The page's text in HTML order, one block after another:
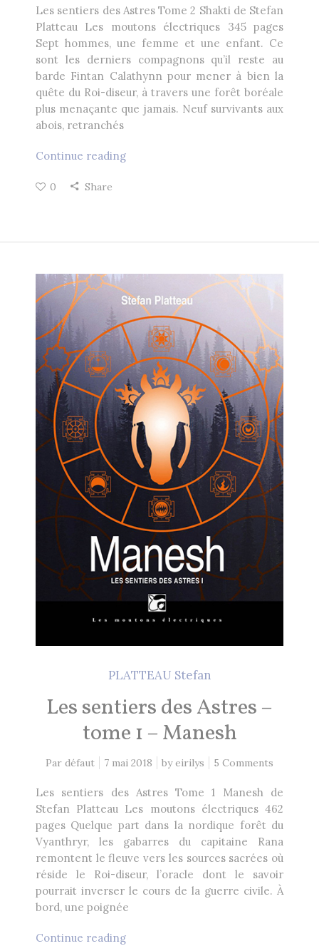
Les sentiers des Astres Tome 2 Shakti de Stefan
Platteau Les moutons électriques 345 pages
Sept hommes, une femme et une enfant. Ce
sont les derniers compagnons qu’il reste au
barde Fintan Calathynn pour mener à bien la
quête du Roi-diseur, à travers une forêt boréale
plus menaçante que jamais. Neuf survivants aux
abois, retranchés
Continue reading
0 Share
PLATTEAU Stefan
Les sentiers des Astres –
tome 1 – Manesh
Par défaut 7 mai 2018 byeirilys 5 Comments
Les sentiers des Astres Tome 1 Manesh de
Stefan Platteau Les moutons électriques 462
pages Quelque part dans la nordique forêt du
Vyanthryr, les gabarres du capitaine Rana
remontent le fleuve vers les sources sacrées où
réside le Roi-diseur, l’oracle dont le savoir
pourrait inverser le cours de la guerre civile. À
bord, une poignée
Continue reading